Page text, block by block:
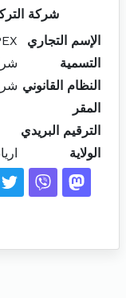
شركة
الإسم التجاري
التسمية
النظام القانوني
المقر
الترقيم البريدي
الولاية